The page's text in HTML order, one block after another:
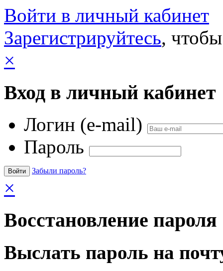
Войти в личный кабинет
Зарегистрируйтесь,
×
Вход в личный кабинет
Логин (e-mail)
Пароль
Забыли пароль?
×
Восстановление пароля
Выслать пароль на